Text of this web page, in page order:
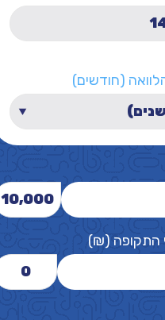
(חודשים)
10,000
התקופה (₪)
0